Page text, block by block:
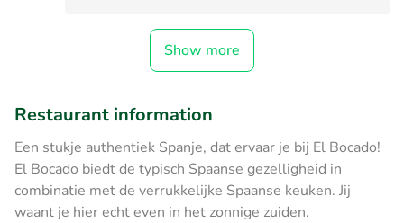
Show more
Restaurant information
Een stukje authentiek Spanje, dat ervaar je bij El Bocado!
El Bocado biedt de typisch Spaanse gezelligheid in
combinatie met de verrukkelijke Spaanse keuken. Jij
waant je hier echt even in het zonnige zuiden.